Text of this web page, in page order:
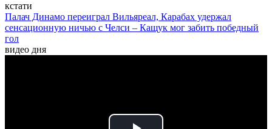
кстати
Палач Динамо переиграл Вильяреал, Карабах удержал
сенсационную ничью с Челси – Кащук мог забить победный
гол
видео дня